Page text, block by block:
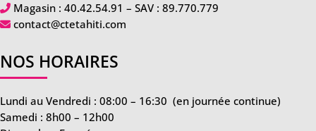
Magasin : 40.42.54.91 – SAV : 89.770.779
contact@ctetahiti.com
NOS HORAIRES
Lundi au Vendredi : 08:00 – 16:30 (en journée continue)
Samedi : 8h00 – 12h00